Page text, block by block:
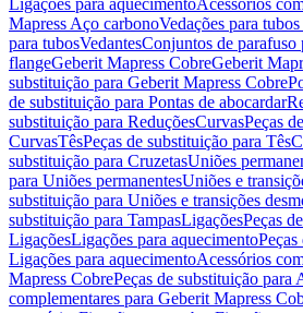
Ligações para aquecimentoAcessórios
Mapress Aço carbonoVedações para
para tubosVedantesConjuntos de parafuso
flangeGeberit Mapress CobreGeberit
substituição para Geberit Mapress Cobre
de substituição para Pontas de abocardar
substituição para ReduçõesCurvasPeças
CurvasTêsPeças de substituição para Tês
substituição para CruzetasUniões
para Uniões permanentesUniões e
substituição para Uniões e transições
substituição para TampasLigaçõesPeças
LigaçõesLigações para aquecimento
Ligações para aquecimentoAcessórios
Mapress CobrePeças de substituição para
complementares para Geberit Mapress